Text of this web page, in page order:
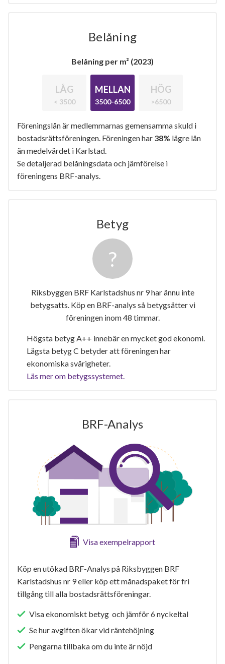
Belåning
Belåning per m² (2023)
LÅG
< 3500
MELLAN
3500-6500
HÖG
>6500
Föreningslån är medlemmarnas gemensamma skuld i
bostadsrättsföreningen. Föreningen har 38% lägre lån
än medelvärdet i Karlstad.
Se detaljerad belåningsdata och jämförelse i
föreningens BRF-analys.
Betyg
Riksbyggen BRF Karlstadshus nr 9 har ännu inte
betygsatts. Köp en BRF-analys så betygsätter vi
föreningen inom 48 timmar.
Högsta betyg A++ innebär en mycket god ekonomi.
Lägsta betyg C betyder att föreningen har
ekonomiska svårigheter.
Läs mer om betygssystemet.
BRF-Analys
Visa exempelrapport
Köp en utökad BRF-Analys på Riksbyggen BRF
Karlstadshus nr 9 eller köp ett månadspaket för fri
tillgång till alla bostadsrättsföreningar.
Visa ekonomiskt betyg och jämför 6 nyckeltal
Se hur avgiften ökar vid räntehöjning
Pengarna tillbaka om du inte är nöjd